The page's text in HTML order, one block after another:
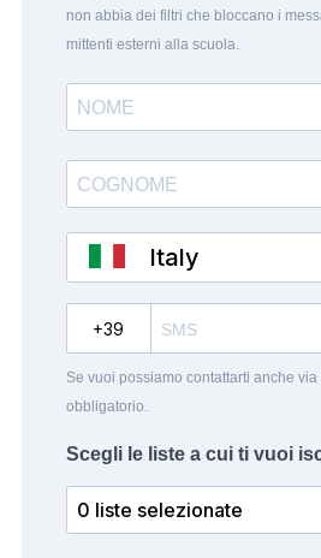
non abbia dei filtri che bloccano i
mittenti esterni alla scuola.
Italy
Se vuoi possiamo contattarti anche via
obbligatorio.
Scegli le liste a cui ti vuoi
0 liste selezionate